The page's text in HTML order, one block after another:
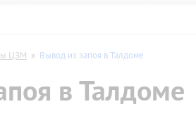
Дисульфирамом
Эспераль
ЦЗМ » Вывод из запоя в Талдоме
в Талдоме